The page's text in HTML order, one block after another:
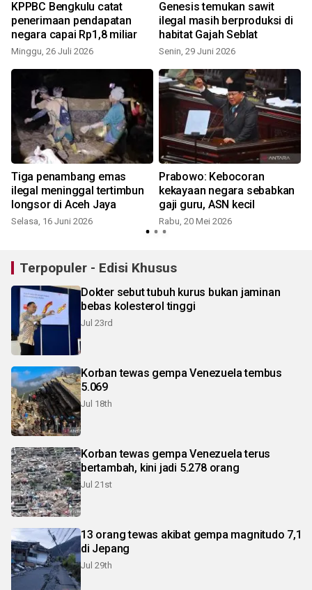
KPPBC Bengkulu catat
penerimaan pendapatan
negara capai Rp1,8 miliar
Minggu, 26 Juli 2026
Genesis temukan sawit
ilegal masih berproduksi di
habitat Gajah Seblat
Senin, 29 Juni 2026
Tiga penambang emas
ilegal meninggal tertimbun
longsor di Aceh Jaya
Selasa, 16 Juni 2026
Prabowo: Kebocoran
kekayaan negara sebabkan
gaji guru, ASN kecil
Rabu, 20 Mei 2026
Terpopuler - Edisi Khusus
Dokter sebut tubuh kurus bukan jaminan
bebas kolesterol tinggi
Jul 23rd
Korban tewas gempa Venezuela tembus
5.069
Jul 18th
Korban tewas gempa Venezuela terus
bertambah, kini jadi 5.278 orang
Jul 21st
13 orang tewas akibat gempa magnitudo 7,1
di Jepang
Jul 29th